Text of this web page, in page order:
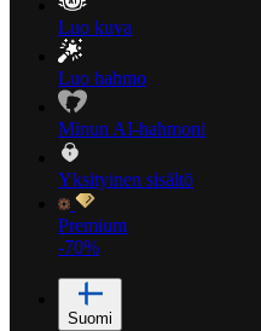
Luo kuva
Luo hahmo
Minun AI-hahmoni
Yksityinen sisältö
Premium
-70%
Suomi